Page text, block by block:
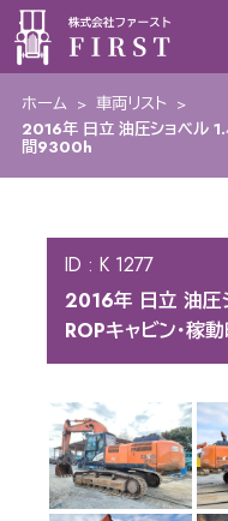
ホーム > 車両リスト >
2016年 日立 油圧ショベル
間9300h
ID : K 1277
2016年 日立 油圧
ROPキャビン・稼